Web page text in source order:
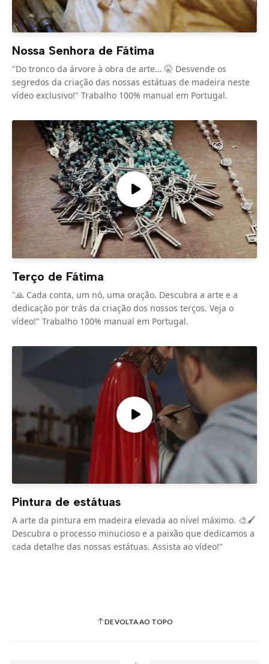
Nossa Senhora de Fátima
"Do tronco da árvore à obra de arte... 🤫 Desvende os
segredos da criação das nossas estátuas de madeira neste
vídeo exclusivo!" Trabalho 100% manual em Portugal.
Terço de Fátima
"🙏 Cada conta, um nó, uma oração. Descubra a arte e a
dedicação por trás da criação dos nossos terços. Veja o
vídeo!" Trabalho 100% manual em Portugal.
Pintura de estátuas
A arte da pintura em madeira elevada ao nível máximo. 🎨🖌️
Descubra o processo minucioso e a paixão que dedicamos a
cada detalhe das nossas estátuas. Assista ao vídeo!"
DE VOLTA AO TOPO